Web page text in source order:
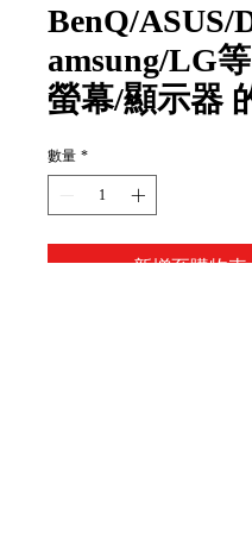
BenQ/ASUS/
amsung/LG
螢幕/顯示器
數量 *
新增至購物車